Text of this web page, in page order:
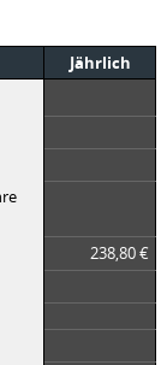
Jährlich
238,80 €